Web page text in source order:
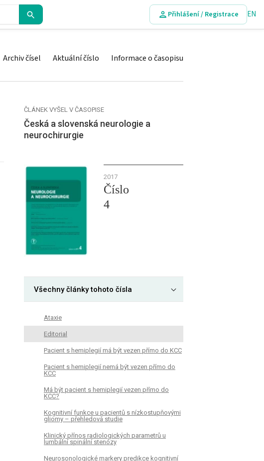
Přihlášení / Registrace EN
Archiv čísel Aktuální číslo Informace o časopisu
ČLÁNEK VYŠEL V ČASOPISE
Česká a slovenská neurologie a
neurochirurgie
2017
Číslo
4
Všechny články tohoto čísla
Ataxie
Editorial
Pacient s hemiplegií má být vezen přímo do KCC
Pacient s hemiplegií nemá být vezen přímo do
KCC
Má být pacient s hemiplegií vezen přímo do
KCC?
Kognitivní funkce u pacientů s nízkostupňovými
gliomy – přehledová studie
Klinický přínos radiologických parametrů u
lumbální spinální stenózy
Neurosonologické markery predikce kognitivní